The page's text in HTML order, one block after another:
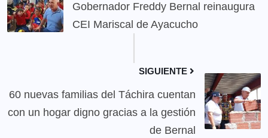
Gobernador Freddy Bernal reinaugura
CEI Mariscal de Ayacucho
SIGUIENTE
60 nuevas familias del Táchira cuentan
con un hogar digno gracias a la gestión
de Bernal